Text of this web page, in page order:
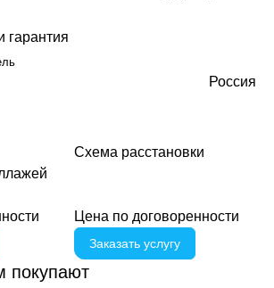
гарантия
Россия
Схема расстановки
Цена по договоренности
Заказать услугу
покупают